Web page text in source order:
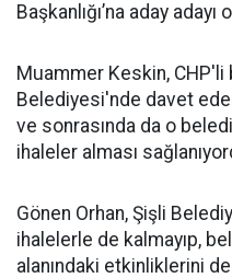
Başkanlığı’na aday
Muammer Keskin, CHP'li
Belediyesi'nde davet
ve sonrasında da o
ihaleler alması
Gönen Orhan, Şişli
ihalelerle de kalmayıp,
alanındaki etkinliklerini